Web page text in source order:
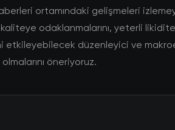
ortamındaki gelişmeleri
kaliteye odaklanmalarını, yeterli
etkileyebilecek düzenleyici ve
öneriyoruz.